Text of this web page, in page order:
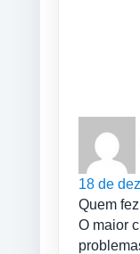
18 de
Quem
O maior